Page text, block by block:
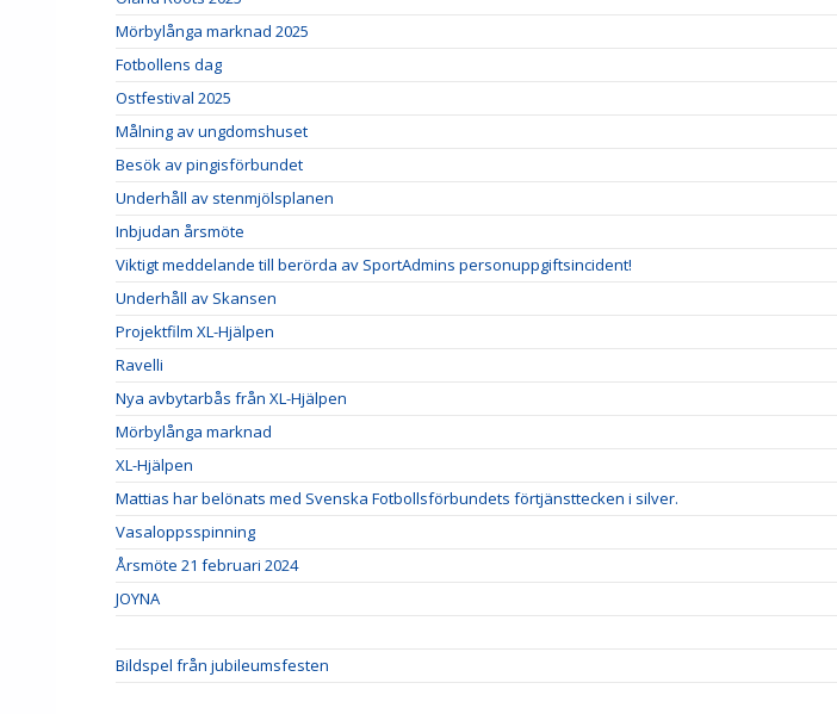
Mörbylånga marknad 2025
Fotbollens dag
Ostfestival 2025
Målning av ungdomshuset
Besök av pingisförbundet
Underhåll av stenmjölsplanen
Inbjudan årsmöte
Viktigt meddelande till berörda av SportAdmins personuppgiftsincident!
Underhåll av Skansen
Projektfilm XL-Hjälpen
Ravelli
Nya avbytarbås från XL-Hjälpen
Mörbylånga marknad
XL-Hjälpen
Mattias har belönats med Svenska Fotbollsförbundets förtjänsttecken i silver.
Vasaloppsspinning
Årsmöte 21 februari 2024
JOYNA
Bildspel från jubileumsfesten